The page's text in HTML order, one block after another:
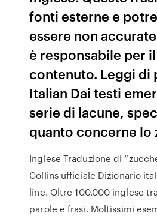
fonti esterne e
essere non
è responsabile per
contenuto. Leggi di
Italian Dai testi
serie di lacune,
quanto concerne lo
Inglese Traduzione di
Collins ufficiale Dizionario
line. Oltre 100.000 inglese
parole e frasi. Moltissimi